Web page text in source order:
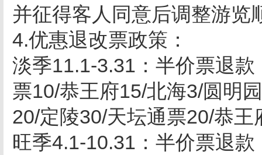
并征得客人同意后调整游览
4.优惠退改票政策：
淡季11.1-3.31：半价票退
票10/恭王府15/北海3/圆明
20/定陵30/天坛通票20/恭
旺季4.1-10.31：半价票退